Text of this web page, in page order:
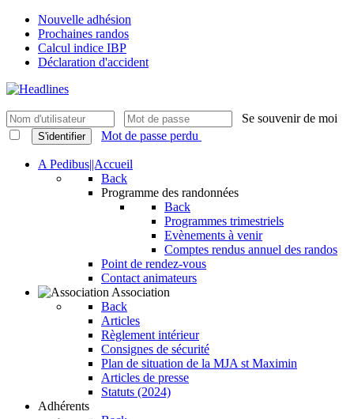
Nouvelle adhésion
Prochaines randos
Calcul indice IBP
Déclaration d'accident
Se souvenir de moi
S'identifier Mot de passe perdu
A Pedibus||Accueil
Back
Programme des randonnées
Back
Programmes trimestriels
Evènements à venir
Comptes rendus annuel des randos
Point de rendez-vous
Contact animateurs
Association
Back
Articles
Règlement intérieur
Consignes de sécurité
Plan de situation de la MJA st Maximin
Articles de presse
Statuts (2024)
Adhérents